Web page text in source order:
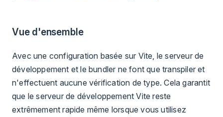
Vue d'ensemble
Avec une configuration basée sur Vite, le serveur de
développement et le bundler ne font que transpiler et
n'effectuent aucune vérification de type. Cela garantit
que le serveur de développement Vite reste
extrêmement rapide même lorsque vous utilisez